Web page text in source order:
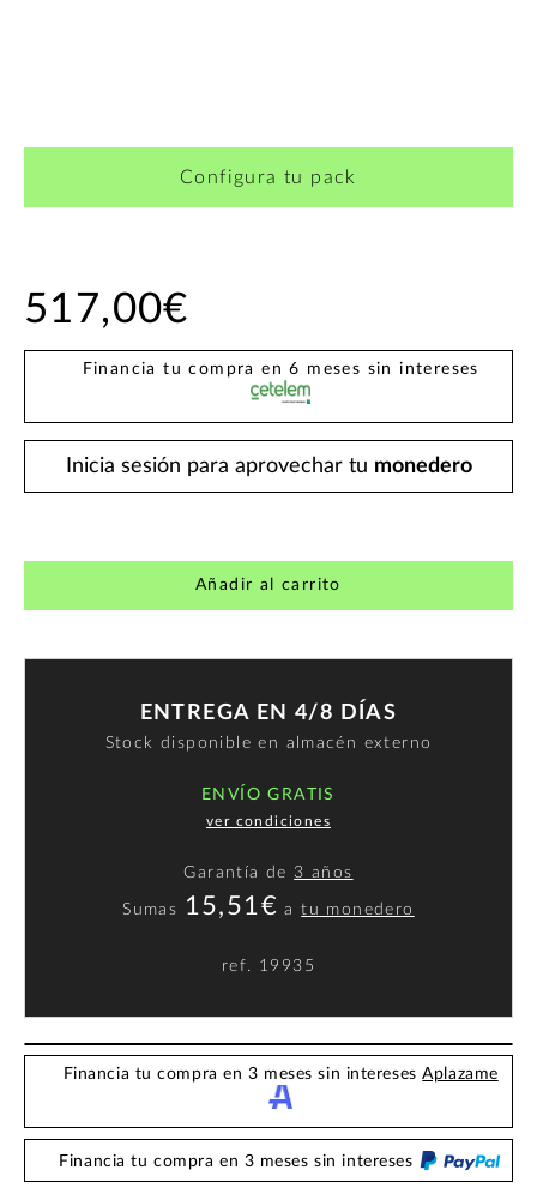
Configura tu pack
517,00€
Financia tu compra en 6 meses sin intereses
Inicia sesión para aprovechar tu monedero
Añadir al carrito
ENTREGA EN 4/8 DÍAS
Stock disponible en almacén externo
ENVÍO GRATIS
ver condiciones
Garantía de 3 años
Sumas 15,51€ atu monedero
ref. 19935
Financia tu compra en 3 meses sin interesesAplazame
Financia tu compra en 3 meses sin intereses